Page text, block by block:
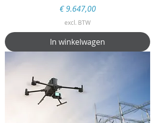
Prijs
€ 9.647,00
excl. BTW
In winkelwagen